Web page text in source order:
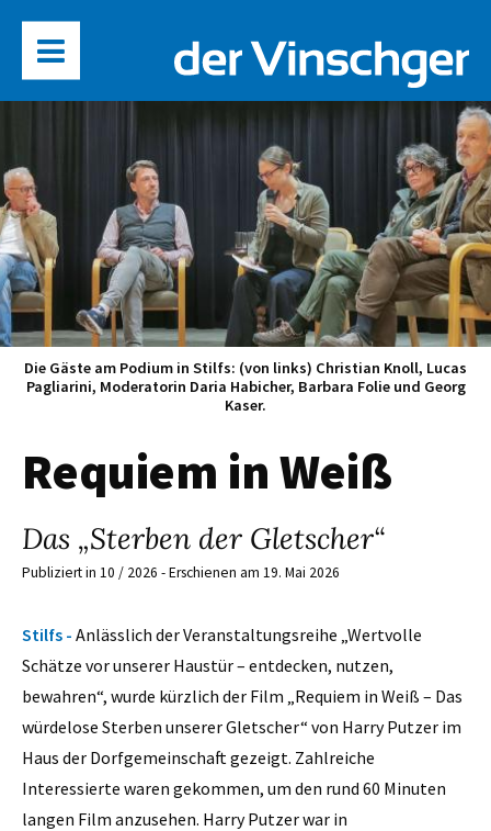
Die Gäste am Podium in Stilfs: (von links) Christian Knoll, Lucas
Pagliarini, Moderatorin Daria Habicher, Barbara Folie und Georg
Kaser.
Requiem in Weiß
Das „Sterben der Gletscher“
Publiziert in 10 / 2026 - Erschienen am 19. Mai 2026
Stilfs - Anlässlich der Veranstaltungsreihe „Wertvolle
Schätze vor unserer Haustür – entdecken, nutzen,
bewahren“, wurde kürzlich der Film „Requiem in Weiß – Das
würdelose Sterben unserer Gletscher“ von Harry Putzer im
Haus der Dorfgemeinschaft gezeigt. Zahlreiche
Interessierte waren gekommen, um den rund 60 Minuten
langen Film anzusehen. Harry Putzer war in